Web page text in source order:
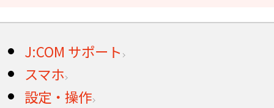
J:COM サポート
スマホ
設定・操作